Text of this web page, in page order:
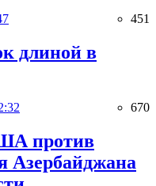
451
длиной в
670
против
Азербайджана